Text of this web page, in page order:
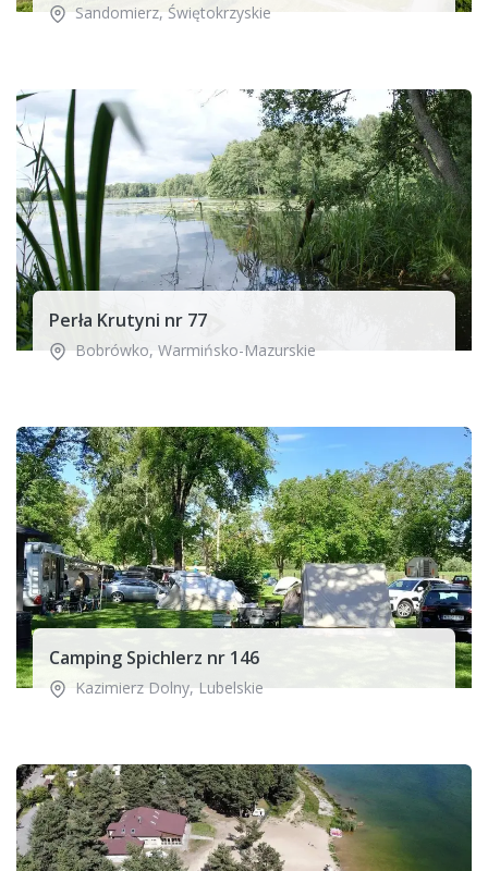
Sandomierz, Świętokrzyskie
Perła Krutyni nr 77
Bobrówko, Warmińsko-Mazurskie
Camping Spichlerz nr 146
Kazimierz Dolny, Lubelskie